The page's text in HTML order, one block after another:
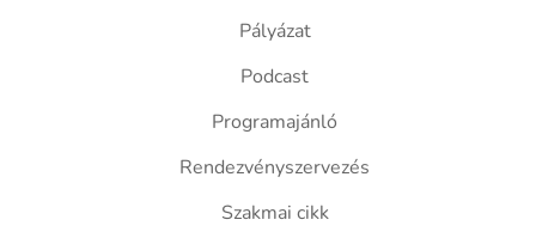
Pályázat
Podcast
Programajánló
Rendezvényszervezés
Szakmai cikk